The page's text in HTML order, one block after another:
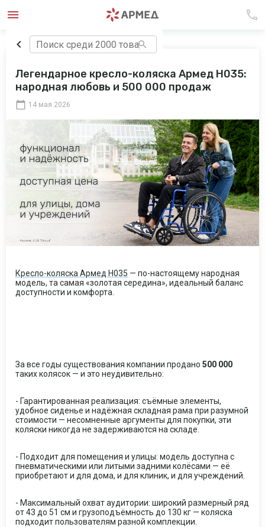
Легендарное кресло-коляска Армед H035:
народная любовь и 500 000 продаж
14 мая 2026
Кресло-коляска Армед H035 — по-настоящему народная
модель, та самая «золотая середина», идеальный баланс
доступности и комфорта.
За все годы существования компании продано 500 000
таких колясок — и это неудивительно:
- Гарантированная реализация: съёмные элементы,
удобное сиденье и надёжная складная рама при разумной
стоимости — несомненные аргументы для покупки, эти
коляски никогда не задерживаются на складе.
- Подходит для помещения и улицы: модель доступна с
пневматическими или литыми задними колёсами — её
приобретают и для дома, и для клиник, и для учреждений.
- Максимальный охват аудитории: широкий размерный ряд
от 43 до 51 см и грузоподъёмность до 130 кг — коляска
подходит пользователям разной комплекции.